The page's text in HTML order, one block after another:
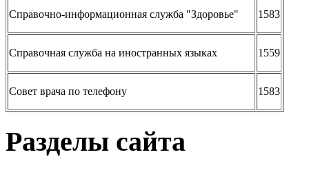
Справочно-информационная служба "Здоровье" 1583
Справочная служба на иностранных языках 1559
Совет врача по телефону 1583
Разделы сайта